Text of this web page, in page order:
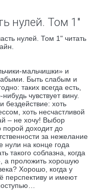
нулей. Том 1"
нулей. Том 1" читать
мальчишки» и
Быть слабым и
таких всегда есть,
чувствует вину.
бездействие: хоть
хоть несчастливой
– не хочу! Выбор
порой доходит до
за нежелание
нули на конце года
такого соблазна, когда
а проложить хорошую
Хорошо, когда у
перспективу и имеют